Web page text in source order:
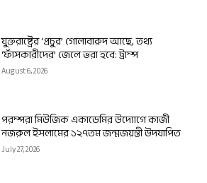
যুক্তরাষ্ট্রের ‘প্রচুর’ গোলাবারুদ আছে, তথ্য
‘ফাঁসকারীদের’ জেলে ভরা হবে: ট্রাম্প
August 6, 2026
পরম্পরা মিউজিক একাডেমির উদ্যোগে কাজী
নজরুল ইসলামের ১২৭তম জন্মজয়ন্তী উদযাপিত
July 27, 2026